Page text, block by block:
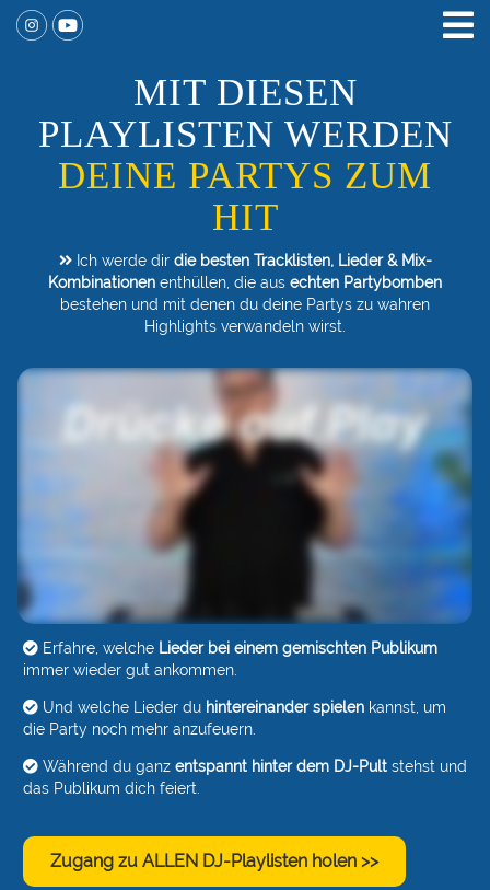
MIT DIESEN
PLAYLISTEN WERDEN
DEINE PARTYS ZUM
HIT
Ich werde dir die besten Tracklisten, Lieder & Mix-
Kombinationen enthüllen, die aus echten Partybomben
bestehen und mit denen du deine Partys zu wahren
Highlights verwandeln wirst.
Erfahre, welche Lieder bei einem gemischten Publikum
immer wieder gut ankommen.
Und welche Lieder du hintereinander spielen kannst, um
die Party noch mehr anzufeuern.
Während du ganz entspannt hinter dem DJ-Pult stehst und
das Publikum dich feiert.
Zugang zu ALLEN DJ-Playlisten holen >>